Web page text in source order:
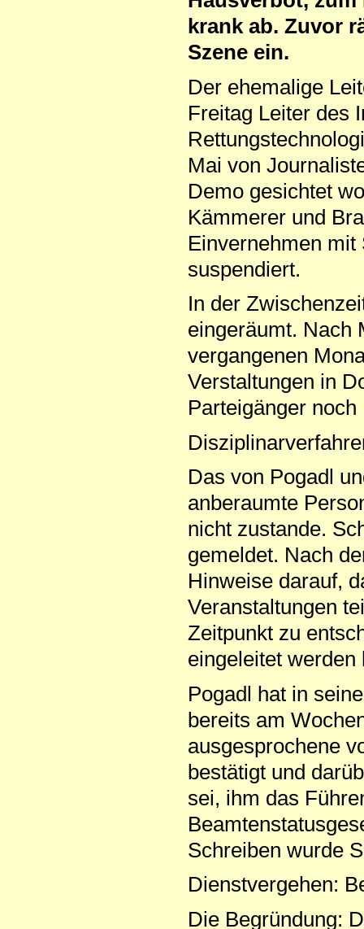
krank ab. Zuvor
Szene ein.
Der ehemalige
Freitag Leiter des
Mai von
Demo gesichtet
Kämmerer und
Einvernehmen
suspendiert.
In der
eingeräumt. Nach
vergangenen
Verstaltungen in
Parteigänger
Das von Pogadl
anberaumte
nicht zustande.
gemeldet. Nach
Hinweise darauf,
Veranstaltungen
Zeitpunkt zu
eingeleitet werden
Pogadl hat in
bereits am
ausgesprochene
bestätigt und
sei, ihm das
Schreiben wurde
Dienstvergehen:
Die Begründung: